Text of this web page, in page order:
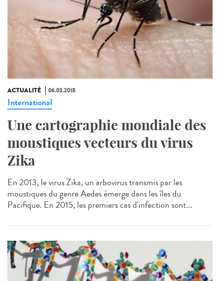
ACTUALITÉ 06.03.2018
International
Une cartographie mondiale des
moustiques vecteurs du virus
Zika
En 2013, le virus Zika, un arbovirus transmis par les
moustiques du genre Aedes émerge dans les îles du
Pacifique. En 2015, les premiers cas d'infection sont...